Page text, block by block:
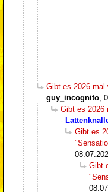
Gibt es 2026 mal
guy_incognito
Gibt es 2026
-
Gibt es
Gibt